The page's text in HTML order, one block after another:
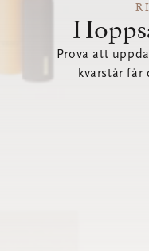
Prova att
kvarstår får